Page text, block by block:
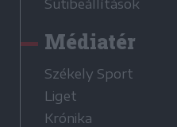
Sütibeállítások
Médiatér
Székely Sport
Liget
Krónika